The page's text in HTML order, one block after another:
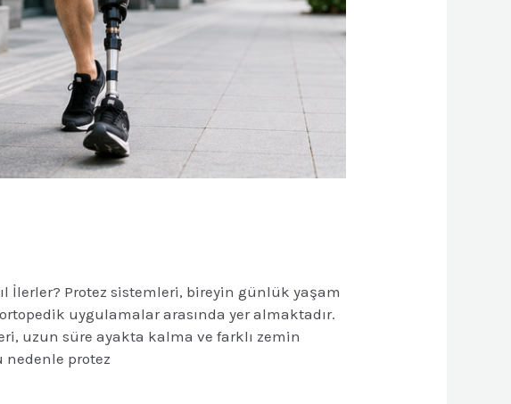
İlerler? Protez sistemleri, bireyin günlük yaşam
uygulamalar arasında yer almaktadır.
uzun süre ayakta kalma ve farklı zemin
protez